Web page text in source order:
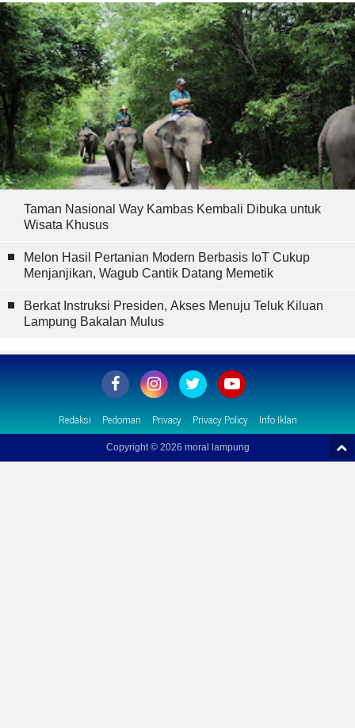
Taman Nasional Way Kambas Kembali Dibuka untuk
Wisata Khusus
Melon Hasil Pertanian Modern Berbasis IoT Cukup
Menjanjikan, Wagub Cantik Datang Memetik
Berkat Instruksi Presiden, Akses Menuju Teluk Kiluan
Lampung Bakalan Mulus
Redaksi Pedoman Privacy Privacy Policy Info Iklan
Copyright © 2026 moral lampung